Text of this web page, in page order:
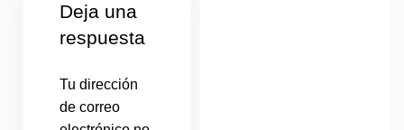
Deja una
respuesta
Tu dirección
de correo